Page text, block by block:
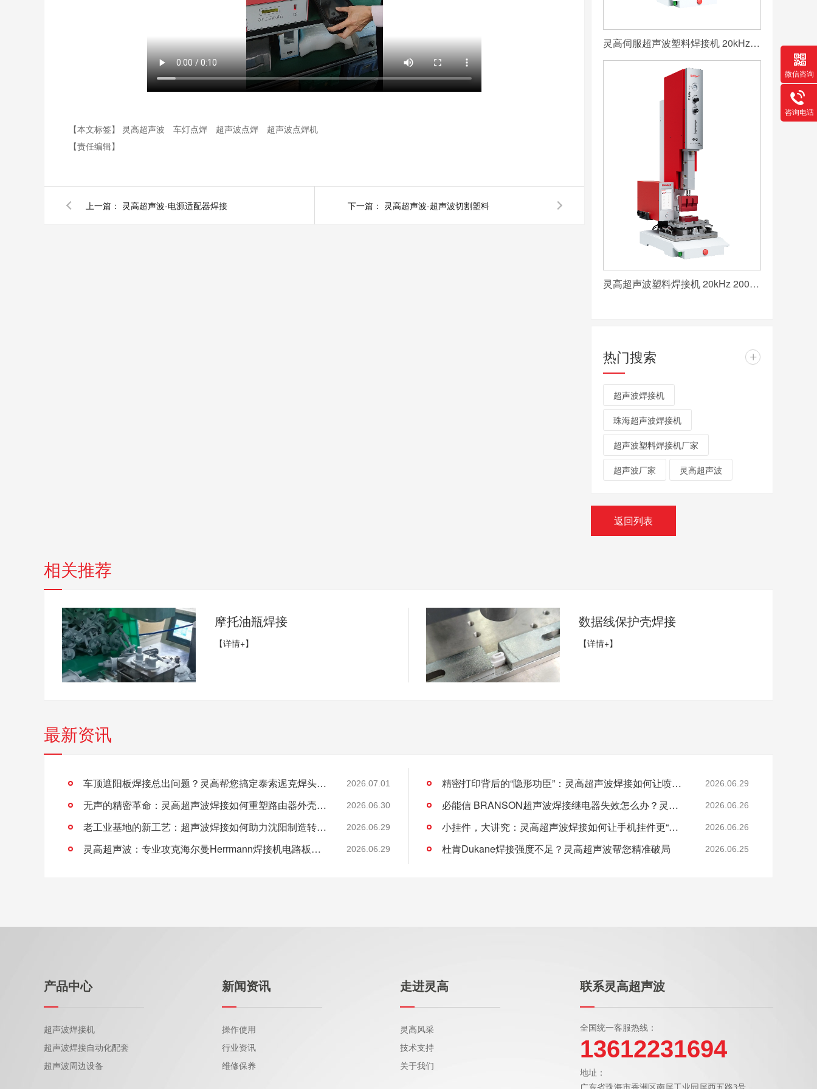
【本文标签】 灵高超声波 车灯点焊 超声波点焊
超声波点焊机
【责任编辑】
上一篇： 灵高超声波-电源适配器焊接 下一篇： 灵高超声波-超声波切割塑料
灵高伺服超声波塑料焊接机 20kHz 2000/3000W K3000 Servo
灵高超声波塑料焊接机 20kHz 2000/3000W K3000 Pro
热门搜索 +
超声波焊接机
珠海超声波焊接机
超声波塑料焊接机厂家
超声波厂家 灵高超声波
返回列表
相关推荐
摩托油瓶焊接
【详情+】
数据线保护壳焊接
【详情+】
最新资讯
车顶遮阳板焊接总出问题？灵高帮您搞定泰索迡克焊头设计缺陷 2026.07.01
无声的精密革命：灵高超声波焊接如何重塑路由器外壳制造？ 2026.06.30
老工业基地的新工艺：超声波焊接如何助力沈阳制造转型？ 2026.06.29
灵高超声波：专业攻克海尔曼Herrmann焊接机电路板短路难题 2026.06.29
精密打印背后的“隐形功臣”：灵高超声波焊接如何让喷墨头支架更可靠？ 2026.06.29
必能信 BRANSON超声波焊接继电器失效怎么办？灵高超声波“四步维修法”精准破局 2026.06.26
小挂件，大讲究：灵高超声波焊接如何让手机挂件更“抗造”？ 2026.06.26
杜肯Dukane焊接强度不足？灵高超声波帮您精准破局 2026.06.25
产品中心
超声波焊接机
超声波焊接自动化配套
超声波周边设备
新闻资讯
操作使用
行业资讯
维修保养
走进灵高
灵高风采
技术支持
关于我们
联系灵高超声波
全国统一客服热线：
13612231694
地址：
微信咨询
咨询电话